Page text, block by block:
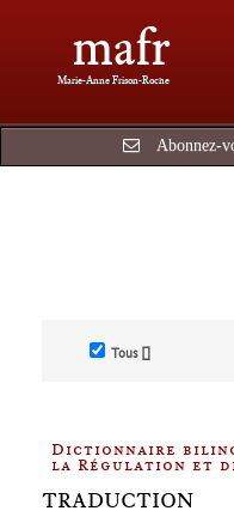
mafr
Marie-Anne Frison-Roche
Abonnez-
Tous []
Dictionnaire
la Régulation et
TRADUCTION